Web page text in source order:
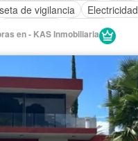
de vigilancia
Electricidad
Internet
en - KAS Inmobiliaria